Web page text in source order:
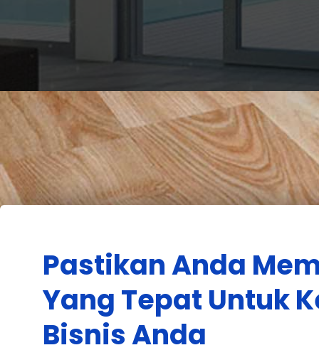
Pastikan Anda
Yang Tepat Untuk
Bisnis Anda